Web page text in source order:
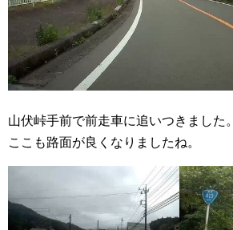
山伏峠手前で前走車に追いつきました。
ここも路面が良くなりましたね。